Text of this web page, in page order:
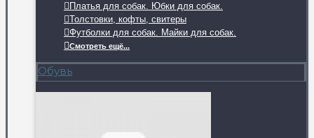
Платья для собак. Юбки для собак.
Толстовки, кофты, свитеры
Футболки для собак. Майки для собак.
Смотреть ещё...
Обувь